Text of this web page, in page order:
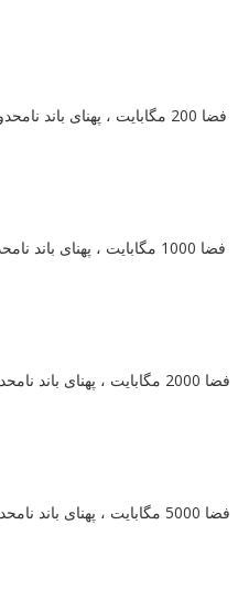
فضا 200 مگابایت ، پهنای باند نامحدود ، دامنه رایگان ندارد ، امکانات نامحدود
فضا 1000 مگابایت ، پهنای باند نامحدود ، دامنه رایگان دارد، امکانات نامحدود
فضا 2000 مگابایت ، پهنای باند نامحدود ، دامنه رایگان دارد ، امکانات نامحدود
فضا 5000 مگابایت ، پهنای باند نامحدود ، دامنه رایگان دارد ، امکانات نامحدود